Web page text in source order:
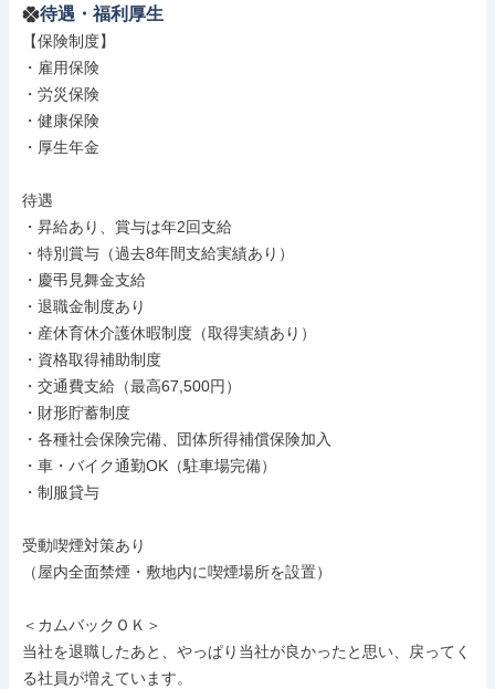
待遇・福利厚生
【保険制度】
・雇用保険
・労災保険
・健康保険
・厚生年金
待遇
・昇給あり、賞与は年2回支給
・特別賞与（過去8年間支給実績あり）
・慶弔見舞金支給
・退職金制度あり
・産休育休介護休暇制度（取得実績あり）
・資格取得補助制度
・交通費支給（最高67,500円）
・財形貯蓄制度
・各種社会保険完備、団体所得補償保険加入
・車・バイク通勤OK（駐車場完備）
・制服貸与
受動喫煙対策あり
（屋内全面禁煙・敷地内に喫煙場所を設置）
＜カムバックＯＫ＞
当社を退職したあと、やっぱり当社が良かったと思い、戻ってく
る社員が増えています。